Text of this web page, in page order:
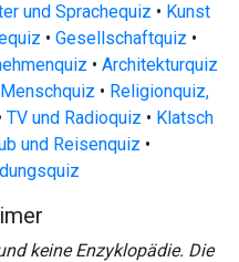
und Sprachequiz • Kunst
• Gesellschaftquiz •
• Architekturquiz
• Religionquiz,
TV und Radioquiz • Klatsch
und Reisenquiz •
keine Enzyklopädie. Die